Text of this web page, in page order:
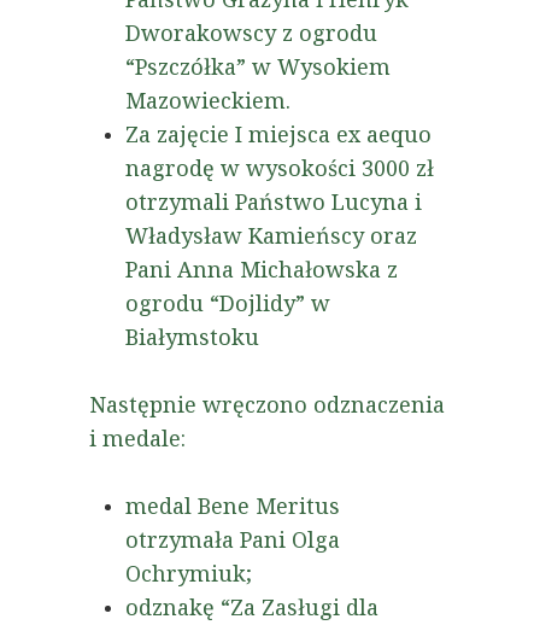
Dworakowscy z ogrodu
“Pszczółka” w Wysokiem
Mazowieckiem.
Za zajęcie I miejsca ex aequo
nagrodę w wysokości 3000 zł
otrzymali Państwo Lucyna i
Władysław Kamieńscy oraz
Pani Anna Michałowska z
ogrodu “Dojlidy” w
Białymstoku
Następnie wręczono odznaczenia
i medale:
medal Bene Meritus
otrzymała Pani Olga
Ochrymiuk;
odznakę “Za Zasługi dla